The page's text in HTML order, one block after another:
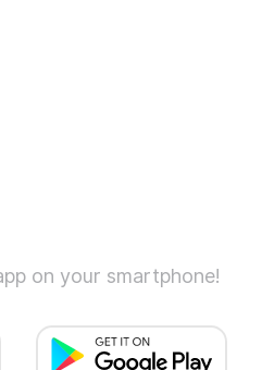
on your smartphone!